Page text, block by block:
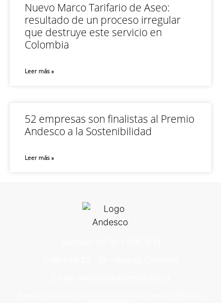
Nuevo Marco Tarifario de Aseo:
resultado de un proceso irregular
que destruye este servicio en
Colombia
Leer más »
52 empresas son finalistas al Premio
Andesco a la Sostenibilidad
Leer más »